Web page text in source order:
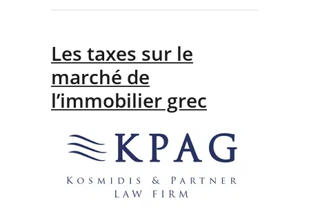
Les taxes sur le
marché de
l’immobilier grec